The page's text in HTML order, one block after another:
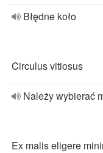
Błędne koło
Circulus vitiosus
Należy wybierać
Ex malis eligere